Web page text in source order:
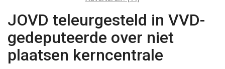
JOVD teleurgesteld in VVD-
gedeputeerde over niet
plaatsen kerncentrale